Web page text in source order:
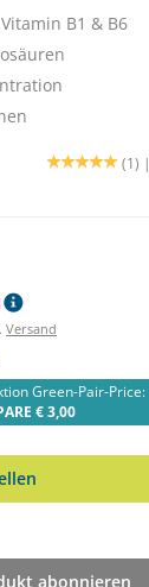
B1 & B6
(1) |
Versand
Green-Pair-Price:
€ 3,00
abonnieren